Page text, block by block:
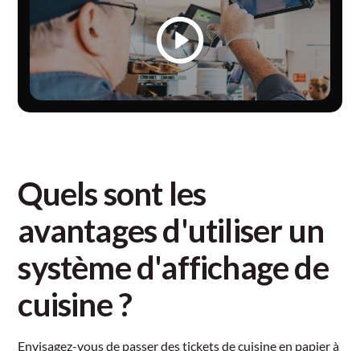
Quels sont les
avantages d'utiliser un
système d'affichage de
cuisine ?
Envisagez-vous de passer des tickets de cuisine en papier à